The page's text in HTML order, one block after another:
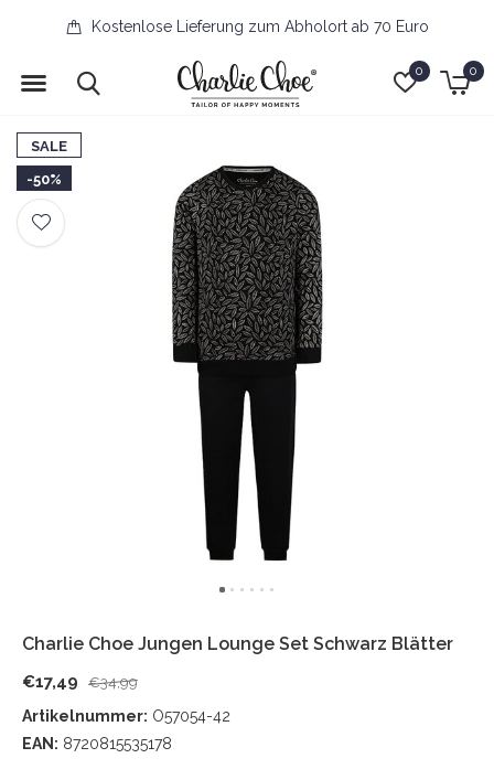
0 0
Kostenlose Lieferung zum Abholort ab 70 Euro
SALE
-50%
Charlie Choe Jungen Lounge Set Schwarz Blätter
€17,49 €34,99
Artikelnummer: O57054-42
EAN: 8720815535178